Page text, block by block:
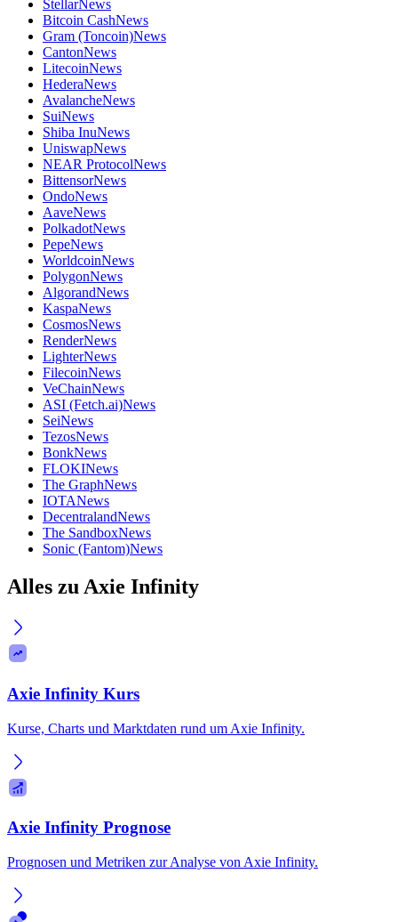
StellarNews
Bitcoin CashNews
Gram (Toncoin)News
CantonNews
LitecoinNews
HederaNews
AvalancheNews
SuiNews
Shiba InuNews
UniswapNews
NEAR ProtocolNews
BittensorNews
OndoNews
AaveNews
PolkadotNews
PepeNews
WorldcoinNews
PolygonNews
AlgorandNews
KaspaNews
CosmosNews
RenderNews
LighterNews
FilecoinNews
VeChainNews
ASI (Fetch.ai)News
SeiNews
TezosNews
BonkNews
FLOKINews
The GraphNews
IOTANews
DecentralandNews
The SandboxNews
Sonic (Fantom)News
Alles zu Axie Infinity
Axie Infinity Kurs
Kurse, Charts und Marktdaten rund um Axie Infinity.
Axie Infinity Prognose
Prognosen und Metriken zur Analyse von Axie Infinity.